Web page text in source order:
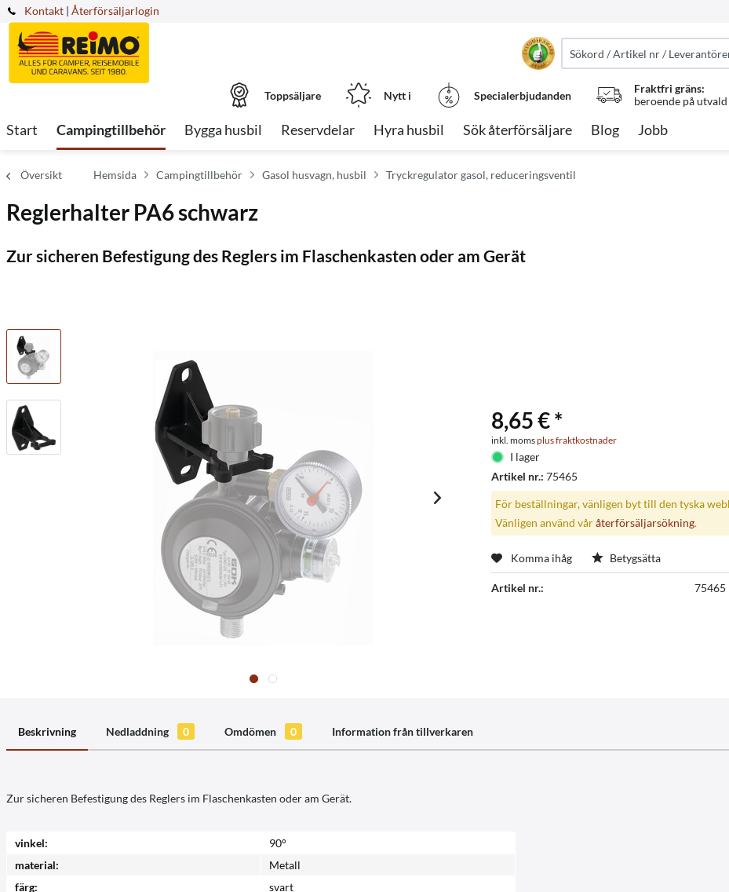
Kontakt | Återförsäljarlogin
Toppsäljare Nytt i Specialerbjudanden
Fraktfri gräns:
beroende på
Start Campingtillbehör Bygga husbil Reservdelar Hyra husbil Sök återförsäljare Blog Jobb
Översikt Hemsida Campingtillbehör Gasol husvagn, husbil Tryckregulator gasol, reduceringsventil
Reglerhalter PA6 schwarz
Zur sicheren Befestigung des Reglers im Flaschenkasten oder am Gerät
8,65 € *
inkl. momsplus fraktkostnader
I lager
Artikel nr.: 75465
För beställningar, vänligen byt till den tyska
Vänligen använd våråterförsäljarsökning.
Komma ihåg Betygsätta
Artikel nr.: 75465
Beskrivning Nedladdning 0 Omdömen 0 Information från tillverkaren
Zur sicheren Befestigung des Reglers im Flaschenkasten oder am Gerät.
vinkel:
90°
material:
Metall
färg:
svart